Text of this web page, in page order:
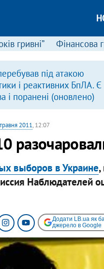
гривні” Фінансова
під атакою
і реактивних БпЛА. Є
і поранені (оновлено)
2011, 12:07
выборов в Украине,
Наблюдателей
Додати LB.ua як
джерело в Google